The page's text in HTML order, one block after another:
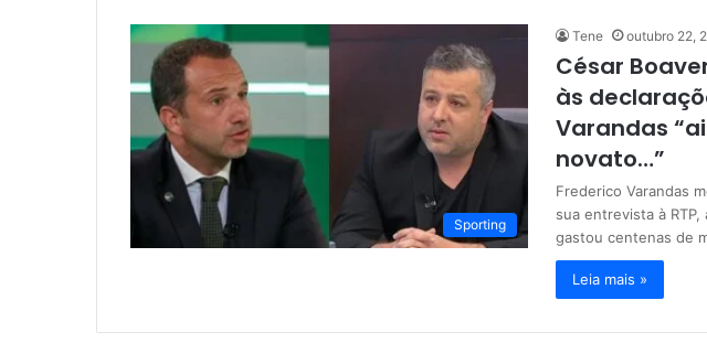
Sporting
Tene outubro 22,
César
às
Varandas
novato…”
Frederico Varandas
sua entrevista à
gastou centenas de
Leia mais »